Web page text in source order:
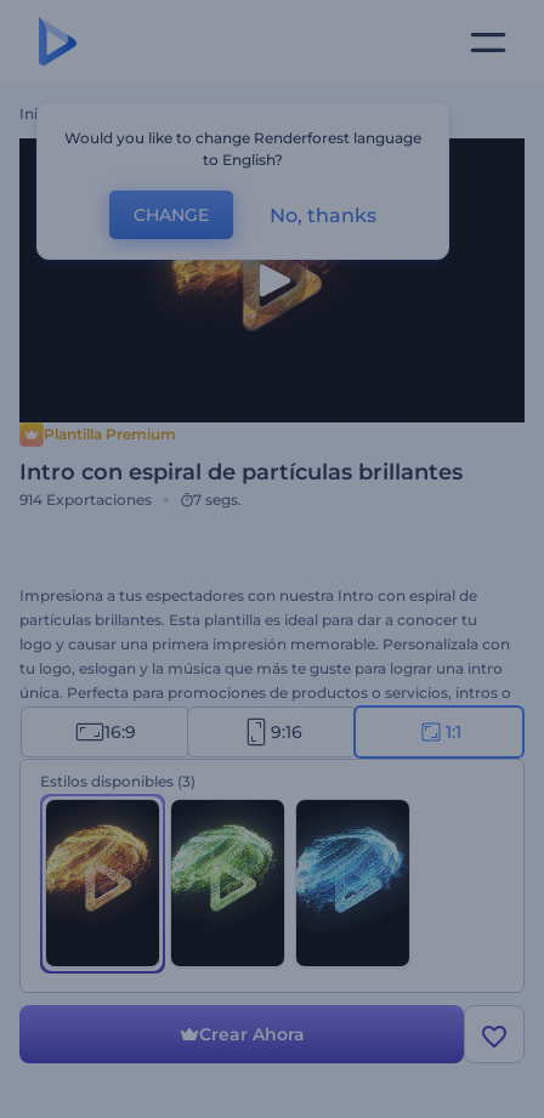
Inicio
Plantilla Premium
Intro con espiral de partículas brillantes
914 Exportaciones 7 segs.
Impresiona a tus espectadores con nuestra Intro con espiral de
partículas brillantes. Esta plantilla es ideal para dar a conocer tu
logo y causar una primera impresión memorable. Personalízala con
tu logo, eslogan y la música que más te guste para lograr una intro
única. Perfecta para promociones de productos o servicios, intros o
outros de canales, aperturas de presentaciones, comerciales de
televisión y mucho más. ¡Crea ahora y haz que tu marca se
destaque!
16:9 9:16 1:1
Estilos disponibles (3)
Crear Ahora
Would you like to change Renderforest language
to English?
CHANGE No, thanks